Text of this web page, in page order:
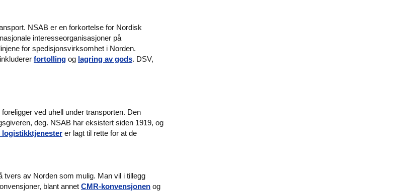
NSAB er en forkortelse for Nordisk
interesseorganisasjoner på
for spedisjonsvirksomhet i Norden.
fortolling og lagring av gods. DSV,
ved uhell under transporten. Den
deg. NSAB har eksistert siden 1919, og
logistikktjenester er lagt til rette for at de
tvers av Norden som mulig. Man vil i tillegg
blant annet CMR-konvensjonen og